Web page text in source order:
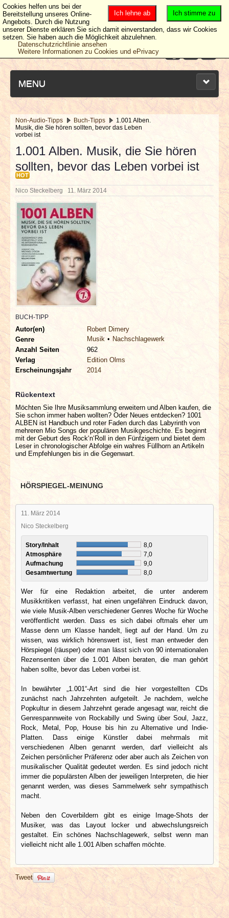
MENU
NEUESTE ARTIKEL
NEWS & DATES
BERICHTE
VERLOSUNGEN
INTERVIEWS
SPECIALS
REDAKTION
LINKS
ARCHIV
Non-Audio-Tipps Buch-Tipps
1.001 Alben.
Musik, die Sie hören sollten, bevor das Leben
vorbei ist
1.001 Alben. Musik, die Sie hören
sollten, bevor das Leben vorbei ist
HOT
Nico Steckelberg 11. März 2014
BUCH-TIPP
Autor(en)
Robert Dimery
Genre
Musik
Nachschlagewerk
Anzahl Seiten
962
Verlag
Edition Olms
Erscheinungsjahr
2014
Rückentext
Möchten Sie Ihre Musiksammlung erweitern und Alben kaufen, die
Sie schon immer haben wollten? Oder Neues entdecken? 1001
ALBEN ist Handbuch und roter Faden durch das Labyrinth von
mehreren Mio Songs der populären Musikgeschichte. Es beginnt
mit der Geburt des Rock‘n‘Roll in den Fünfzigern und bietet dem
Leser in chronologischer Abfolge ein wahres Füllhorn an Artikeln
und Empfehlungen bis in die Gegenwart.
HÖRSPIEGEL-MEINUNG
11. März 2014
Nico Steckelberg
Story/Inhalt
8,0
Atmosphäre
7,0
Aufmachung
9,0
Gesamtwertung
8,0
Wer für eine Redaktion arbeitet, die unter anderem
Musikkritiken verfasst, hat einen ungefähren Eindruck davon,
wie viele Musik-Alben verschiedener Genres Woche für Woche
veröffentlicht werden. Dass es sich dabei oftmals eher um
Masse denn um Klasse handelt, liegt auf der Hand. Um zu
wissen, was wirklich hörenswert ist, liest man entweder den
Hörspiegel (räusper) oder man lässt sich von 90 internationalen
Rezensenten über die 1.001 Alben beraten, die man gehört
haben sollte, bevor das Leben vorbei ist.
In bewährter „1.001“-Art sind die hier vorgestellten CDs
zunächst nach Jahrzehnten aufgeteilt. Je nachdem, welche
Popkultur in diesem Jahrzehnt gerade angesagt war, reicht die
Genrespannweite von Rockabilly und Swing über Soul, Jazz,
Rock, Metal, Pop, House bis hin zu Alternative und Indie-
Platten. Dass einige Künstler dabei mehrmals mit
verschiedenen Alben genannt werden, darf vielleicht als
Zeichen persönlicher Präferenz oder aber auch als Zeichen von
musikalischer Qualität gedeutet werden. Es sind jedoch nicht
immer die populärsten Alben der jeweiligen Interpreten, die hier
genannt werden, was dieses Sammelwerk sehr sympathisch
macht.
Neben den Coverbildern gibt es einige Image-Shots der
Musiker, was das Layout locker und abwechslungsreich
gestaltet. Ein schönes Nachschlagewerk, selbst wenn man
vielleicht nicht alle 1.001 Alben schaffen möchte.
Tweet
Ich stimme zu
Ich lehne ab
Cookies helfen uns bei der
Bereitstellung unseres Online-
Angebots. Durch die Nutzung
unserer Dienste erklären Sie sich damit einverstanden, dass wir Cookies
setzen. Sie haben auch die Möglichkeit abzulehnen.
Datenschutzrichtlinie ansehen
Weitere Informationen zu Cookies und ePrivacy